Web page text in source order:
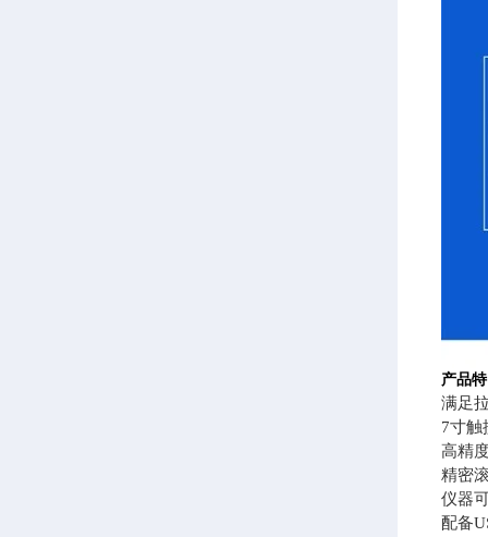
产品
满足
7寸触
高精
精密
仪器
配备